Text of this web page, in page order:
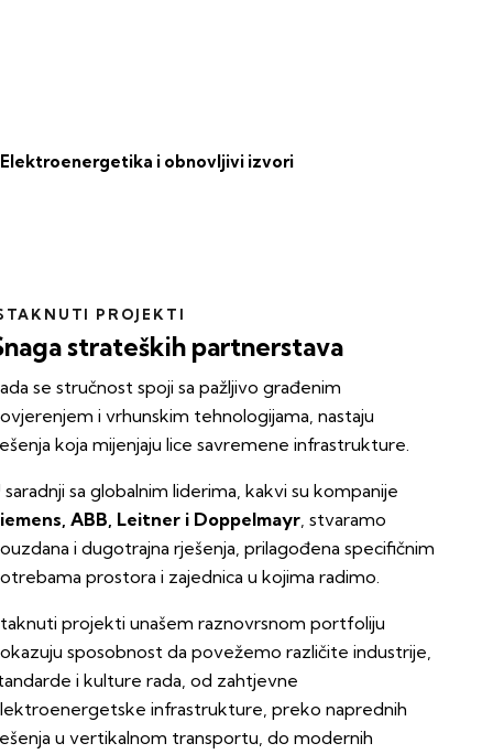
Elektroenergetika i obnovljivi izvori
PROJEKTI
strateških partnerstava
se stručnost spoji sa pažljivo građenim
i vrhunskim tehnologijama, nastaju
koja mijenjaju lice savremene infrastrukture.
saradnji sa globalnim liderima, kakvi su kompanije
ABB, Leitner i Doppelmayr, stvaramo
i dugotrajna rješenja, prilagođena specifičnim
prostora i zajednica u kojima radimo.
projekti unašem raznovrsnom portfoliju
sposobnost da povežemo različite industrije,
i kulture rada, od zahtjevne
infrastrukture, preko naprednih
u vertikalnom transportu, do modernih